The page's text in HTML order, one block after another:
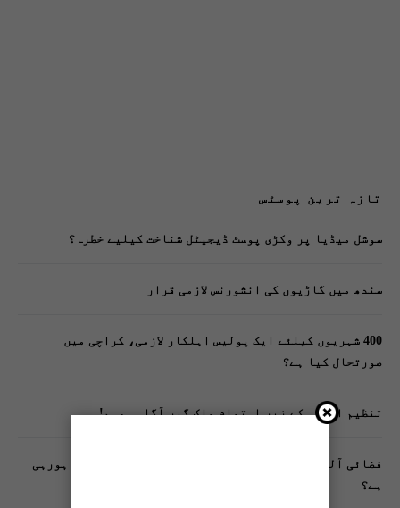
تازہ ترین پوسٹس
سوشل میڈیا پر وکڑی پوسٹ ڈیجیٹل شناخت کیلیے خطرہ؟
سندھ میں گاڑیوں کی انشورنس لازمی قرار
400 شہریوں کیلئے ایک پولیس اہلکار لازمی، کراچی میں
صورتحال کیا ہے؟
تنظیم اسلامی کے زیرِ اہتمام ملک گیر آگاہی مہم!
فضائی آلودگی انسانی دماغ کیلیے کیسے خطرناک ثابت ہورہی
ہے؟